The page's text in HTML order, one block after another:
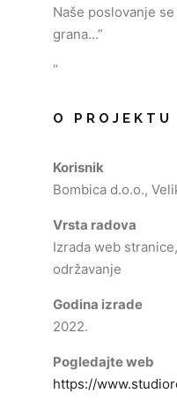
Naše poslovanje
grana…”
“
O PROJEKTU
Korisnik
Bombica d.o.o.,
Vrsta radova
Izrada web
održavanje
Godina izrade
2022.
Pogledajte web
https://